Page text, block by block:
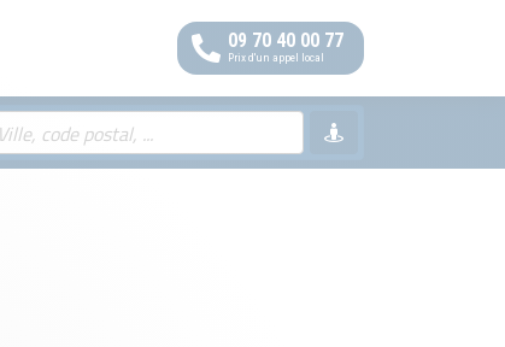
09 70 40 00 77
Prix d'un appel local